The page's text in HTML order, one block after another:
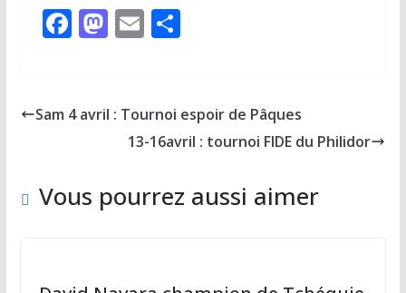
F
b
k
M
d
E
l
P
g
er
Sam 4 avril : Tournoi espoir de Pâques
13-16avril : tournoi FIDE du Philidor
Vous pourrez aussi aimer